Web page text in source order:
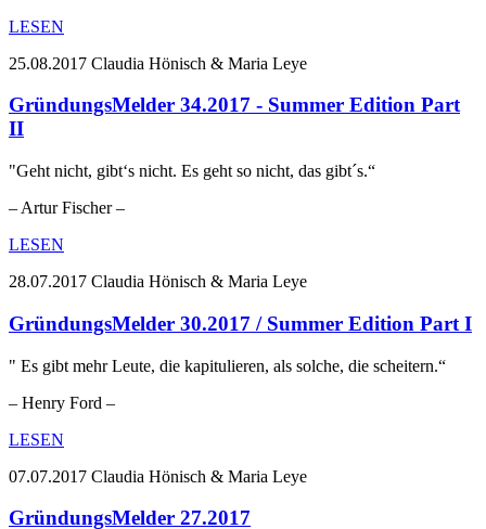
LESEN
25.08.2017 Claudia Hönisch & Maria Leye
GründungsMelder 34.2017 - Summer Edition Part
II
"Geht nicht, gibt‘s nicht. Es geht so nicht, das gibt´s.“
– Artur Fischer –
LESEN
28.07.2017 Claudia Hönisch & Maria Leye
GründungsMelder 30.2017 / Summer Edition Part I
" Es gibt mehr Leute, die kapitulieren, als solche, die scheitern.“
– Henry Ford –
LESEN
07.07.2017 Claudia Hönisch & Maria Leye
GründungsMelder 27.2017